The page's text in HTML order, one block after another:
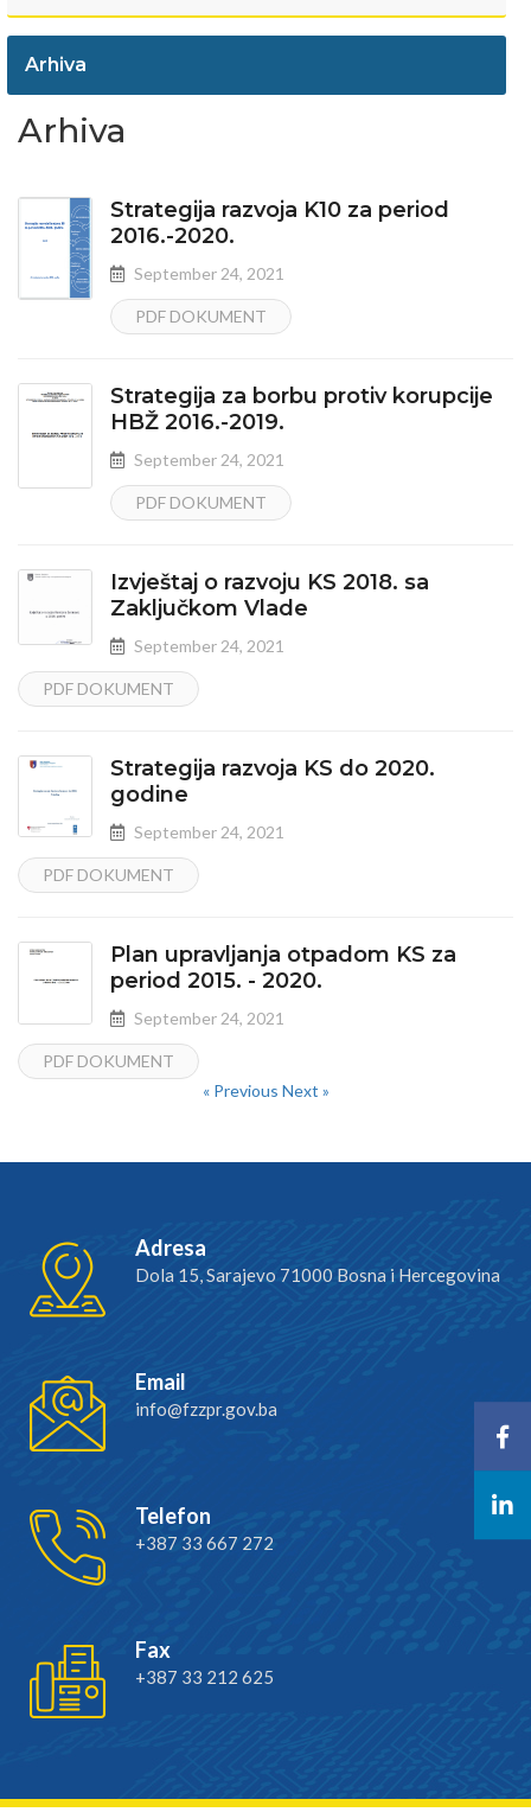
Arhiva
Arhiva
Strategija razvoja K10 za period
2016.-2020.
September 24, 2021
PDF DOKUMENT
Strategija za borbu protiv korupcije
HBŽ 2016.-2019.
September 24, 2021
PDF DOKUMENT
Izvještaj o razvoju KS 2018. sa
Zaključkom Vlade
September 24, 2021
PDF DOKUMENT
Strategija razvoja KS do 2020.
godine
September 24, 2021
PDF DOKUMENT
Plan upravljanja otpadom KS za
period 2015. - 2020.
September 24, 2021
PDF DOKUMENT
« Previous Next »
Adresa
Dola 15, Sarajevo 71000 Bosna i Hercegovina
Email
info@fzzpr.gov.ba
Telefon
+387 33 667 272
Fax
+387 33 212 625